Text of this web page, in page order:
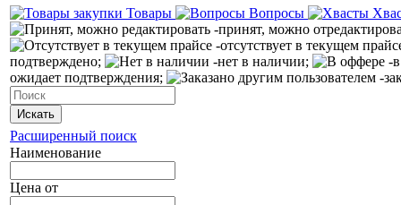
Товары Вопросы
-принят, можно
-отсутствует в текущем
подтверждено;
-нет в наличии;
-
ожидает подтверждения;
-
Искать
Расширенный поиск
Наименование
Цена от